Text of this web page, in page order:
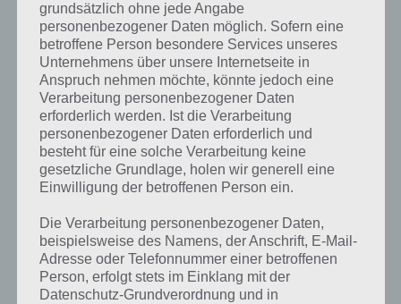
Weitere Lösungen zu 94%
gesucht? Schaue inunsere
Komplettlösung zur App! Dort
kannst du mit der Suche
schnell die Antworten und
Lösungen der über 300 Level
finden!
Du findest Lösungen auch ohne unsere Hilfe, indem du in der App
Münzen einsetzt. Da diese jedoch begrenzt sind, hast du hier stets
die Möglichkeit alle Antworten zu finden!
grundsätzlich ohne jede Angabe
personenbezogener Daten möglich. Sofern eine
betroffene Person besondere Services unseres
Unternehmens über unsere Internetseite in
Anspruch nehmen möchte, könnte jedoch eine
Verarbeitung personenbezogener Daten
erforderlich werden. Ist die Verarbeitung
personenbezogener Daten erforderlich und
besteht für eine solche Verarbeitung keine
gesetzliche Grundlage, holen wir generell eine
Einwilligung der betroffenen Person ein.
Die Verarbeitung personenbezogener Daten,
beispielsweise des Namens, der Anschrift, E-Mail-
Adresse oder Telefonnummer einer betroffenen
Person, erfolgt stets im Einklang mit der
Datenschutz-Grundverordnung und in